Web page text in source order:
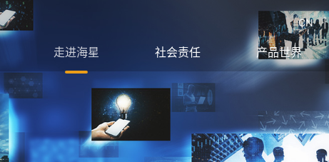
CN |
走进海星
发展历程 产业布局 企业文化 海星荣誉 新闻资
社会责任
星动壹加 绿色生产 安全生产
产品世界
技术优势信息披露 报告